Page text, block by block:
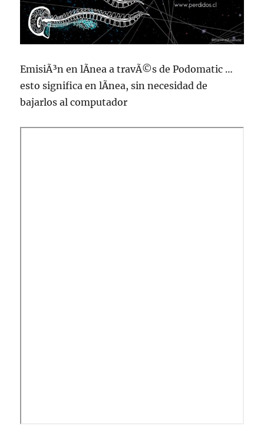
EmisiÃ³n en lÃ­nea a travÃ©s de Podomatic …
esto significa en lÃ­nea, sin necesidad de
bajarlos al computador